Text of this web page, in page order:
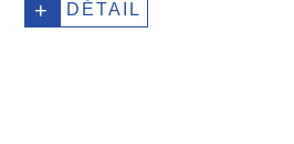
+ DÉTAIL